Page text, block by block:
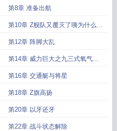
第8章 准备出航
第10章 Z舰队又覆灭了咦为什么我
要说又
第12章 阵脚大乱
第14章 威力巨大之九三式氧气鱼
雷
第16章 交通艇与将星
第18章 Z旗高扬
第20章 以牙还牙
第22章 战斗状态解除